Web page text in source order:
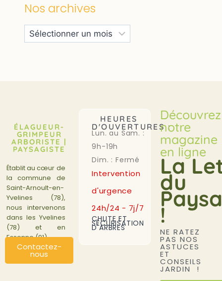
Nos archives
ÉLAGUEUR-
GRIMPEUR
ARBORISTE |
PAYSAGISTE
Établit au cœur de
la commune de
Saint-Arnoult-en-
Yvelines (78),
nous intervenons
dans les Yvelines
(78) et en
Essonne (91).
Contactez-
nous
HEURES
D'OUVERTURES :
Lun. au Sam. :
9h-19h
Dim. : Fermé
Intervention
d'urgence
24h/24 - 7j/7
CHUTE ET
SÉCURISATION
D'ARBRES
Découvrez
notre
magazine
en ligne
La
du
!
NE RATEZ
PAS NOS
ASTUCES
ET
CONSEILS
JARDIN !